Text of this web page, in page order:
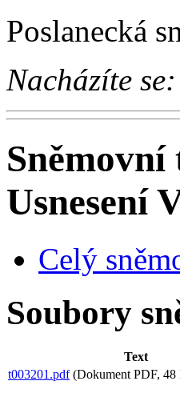
Poslanecká
Nacházíte se:
Sněmovní
Usnesení
Celý
Soubory
Text
t003201.pdf(Dokument PDF,